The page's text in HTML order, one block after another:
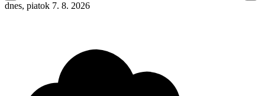
dnes, piatok 7. 8. 2026